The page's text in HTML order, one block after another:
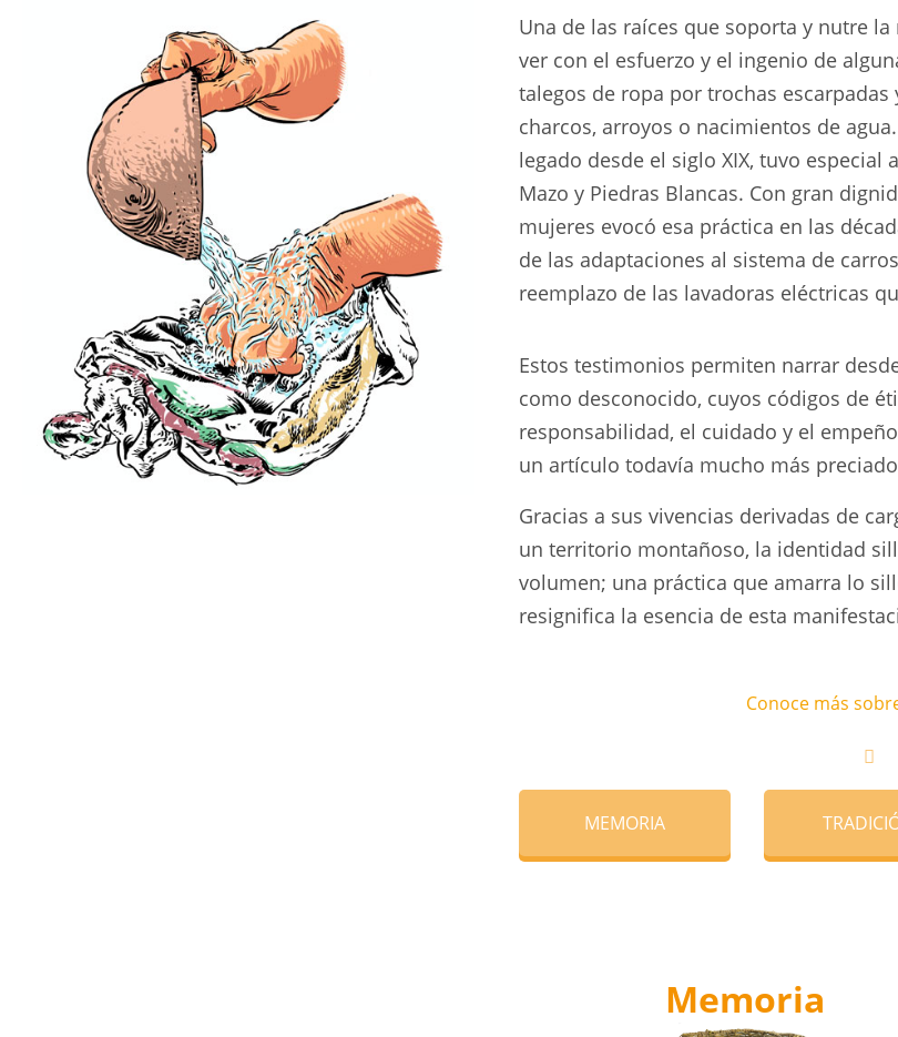
Una de las raíces que soporta y nutre
ver con el esfuerzo y el ingenio de
talegos de ropa por trochas
charcos, arroyos o nacimientos de
legado desde el siglo XIX, tuvo especial
Mazo y Piedras Blancas. Con gran
mujeres evocó esa práctica en las
de las adaptaciones al sistema de
reemplazo de las lavadoras eléctricas
Estos testimonios permiten narrar
como desconocido, cuyos códigos de
responsabilidad, el cuidado y el
un artículo todavía mucho más
Gracias a sus vivencias derivadas de
un territorio montañoso, la identidad
volumen; una práctica que amarra lo
resignifica la esencia de esta
Conoce más
MEMORIA
Memoria